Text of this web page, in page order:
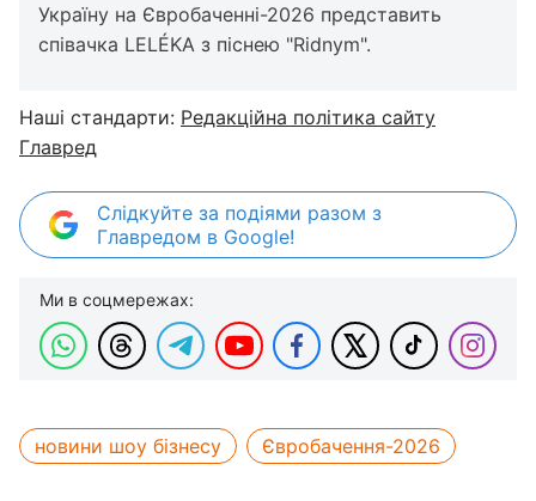
Україну на Євробаченні-2026 представить
співачка LELÉKA з піснею "Ridnym".
Наші стандарти: Редакційна політика сайту
Главред
Слідкуйте за подіями разом з
Главредом в Google!
Ми в соцмережах:
новини шоу бізнесу Євробачення-2026